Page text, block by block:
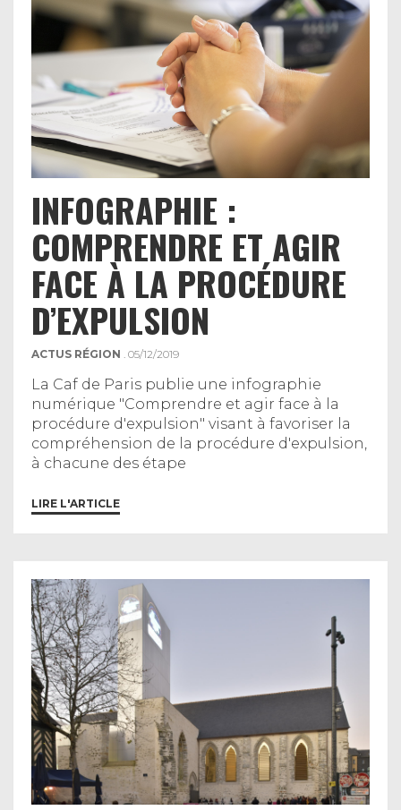
INFOGRAPHIE :
COMPRENDRE ET AGIR
FACE À LA PROCÉDURE
D’EXPULSION
ACTUS RÉGION . 05/12/2019
La Caf de Paris publie une infographie
numérique "Comprendre et agir face à la
procédure d'expulsion" visant à favoriser la
compréhension de la procédure d'expulsion,
à chacune des étape
LIRE L'ARTICLE